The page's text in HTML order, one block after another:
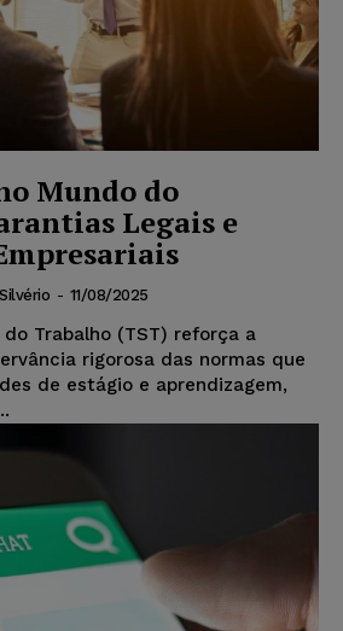
Mundo do
Legais e
- 11/08/2025
do Trabalho (TST) reforça a
rigorosa das normas que
de estágio e aprendizagem,